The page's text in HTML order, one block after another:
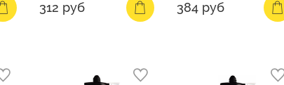
312 руб 384 руб